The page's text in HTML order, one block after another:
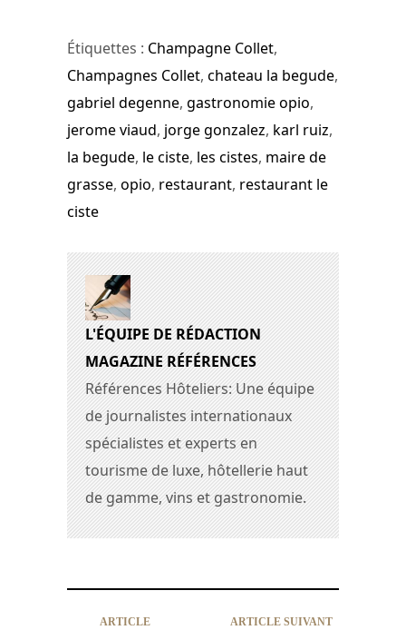
Étiquettes : Champagne Collet,
Champagnes Collet, chateau la begude,
gabriel degenne, gastronomie opio,
jerome viaud, jorge gonzalez, karl ruiz,
la begude, le ciste, les cistes, maire de
grasse, opio, restaurant, restaurant le
ciste
L'ÉQUIPE DE RÉDACTION
MAGAZINE RÉFÉRENCES
Références Hôteliers: Une équipe
de journalistes internationaux
spécialistes et experts en
tourisme de luxe, hôtellerie haut
de gamme, vins et gastronomie.
ARTICLE
ARTICLE SUIVANT